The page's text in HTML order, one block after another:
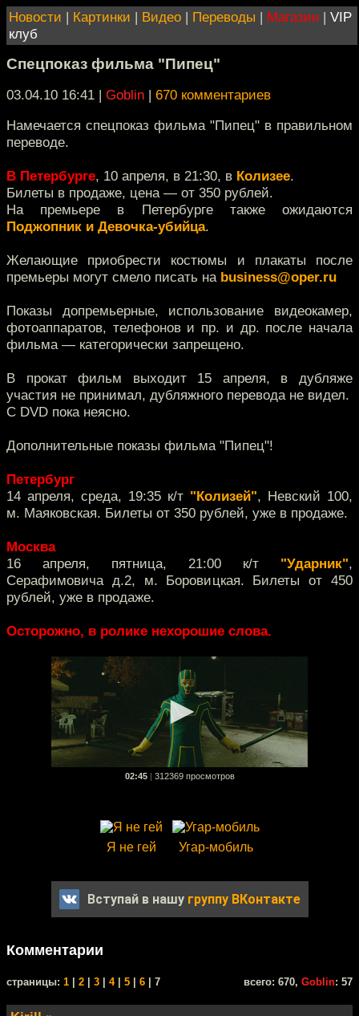
Новости | Картинки | Видео | Переводы | Магазин | VIP
клуб
Спецпоказ фильма "Пипец"
03.04.10 16:41 | Goblin | 670 комментариев
Намечается спецпоказ фильма "Пипец" в правильном
переводе.
В Петербурге, 10 апреля, в 21:30, в Колизее.
Билеты в продаже, цена — от 350 рублей.
На премьере в Петербурге также ожидаются
Поджопник и Девочка-убийца.
Желающие приобрести костюмы и плакаты после
премьеры могут смело писать на business@oper.ru
Показы допремьерные, использование видеокамер,
фотоаппаратов, телефонов и пр. и др. после начала
фильма — категорически запрещено.
В прокат фильм выходит 15 апреля, в дубляже
участия не принимал, дубляжного перевода не видел.
С DVD пока неясно.
Дополнительные показы фильма "Пипец"!
Петербург
14 апреля, среда, 19:35 к/т "Колизей", Невский 100,
м. Маяковская. Билеты от 350 рублей, уже в продаже.
Москва
16 апреля, пятница, 21:00 к/т "Ударник",
Серафимовича д.2, м. Боровицкая. Билеты от 450
рублей, уже в продаже.
Осторожно, в ролике нехорошие слова.
02:45 312369 просмотров
Я не гей Угар-мобиль
Вступай в нашу группу ВКонтакте
Комментарии
cтраницы: 1 2 3 4| 5 6 | 7 всего: 670, Goblin: 57